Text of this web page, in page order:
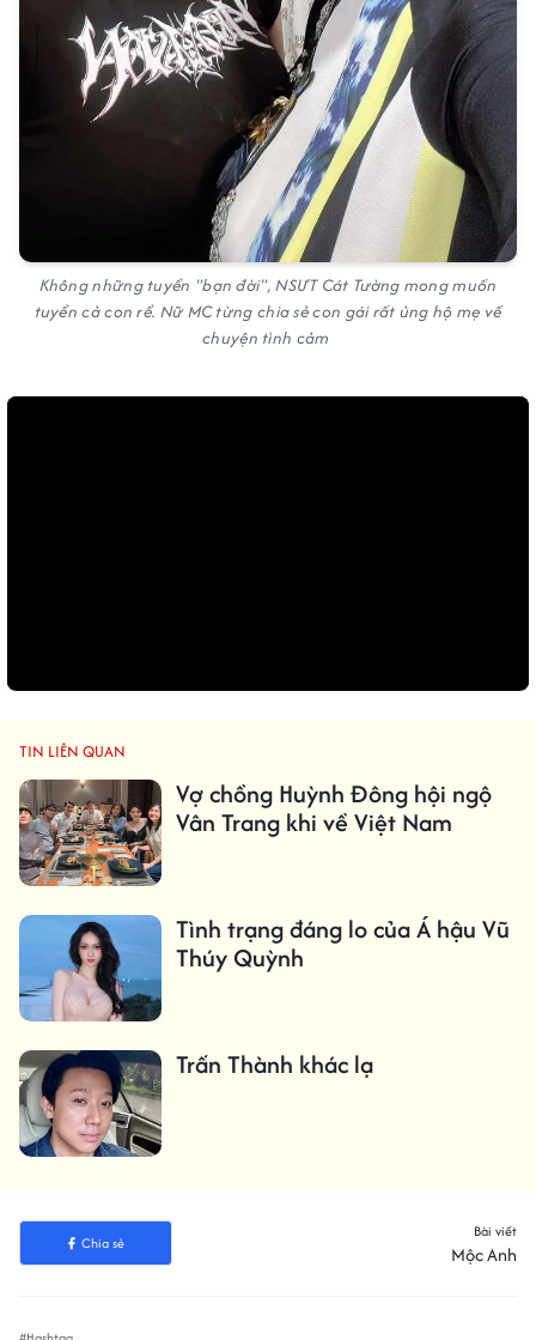
Không những tuyển "bạn đời", NSƯT Cát Tường mong muốn
tuyển cả con rể. Nữ MC từng chia sẻ con gái rất ủng hộ mẹ về
chuyện tình cảm
TIN LIÊN QUAN
Vợ chồng Huỳnh Đông hội ngộ
Vân Trang khi về Việt Nam
Tình trạng đáng lo của Á hậu Vũ
Thúy Quỳnh
Trấn Thành khác lạ
Chia sẻ
Bài viết
Mộc Anh